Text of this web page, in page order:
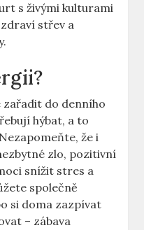
s živými kulturami
střev a
zařadit do denního
hýbat, a to
že i
zlo, pozitivní
snížit stres a
společně
si doma zazpívat
– zábava